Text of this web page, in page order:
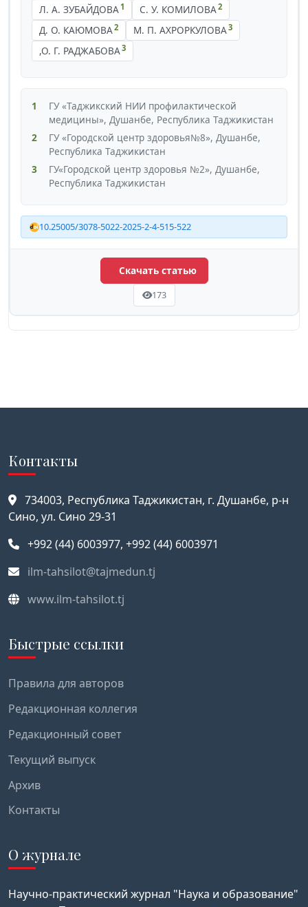
Л. А. ЗУБАЙДОВА1 С. У. КОМИЛОВА2
Д. О. КАЮМОВА2 М. П. АХРОРКУЛОВА3
,О. Г. РАДЖАБОВА3
1
ГУ «Таджикский НИИ профилактической
медицины», Душанбе, Республика Таджикистан
2
ГУ «Городской центр здоровья№8», Душанбе,
Республика Таджикистан
3
ГУ«Городской центр здоровья №2», Душанбе,
Республика Таджикистан
10.25005/3078-5022-2025-2-4-515-522
Скачать статью
173
Контакты
734003, Республика Таджикистан, г. Душанбе, р-н
Сино, ул. Сино 29-31
+992 (44) 6003977, +992 (44) 6003971
ilm-tahsilot@tajmedun.tj
www.ilm-tahsilot.tj
Быстрые ссылки
Правила для авторов
Редакционная коллегия
Редакционный совет
Текущий выпуск
Архив
Контакты
О журнале
Научно-практический журнал "Наука и образование"